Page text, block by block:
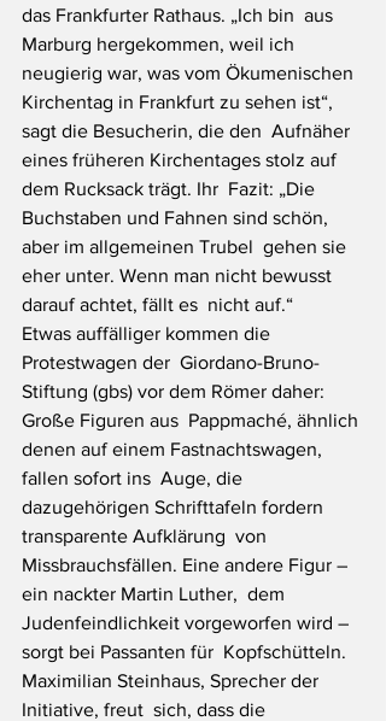
das Frankfurter Rathaus. „Ich bin  aus
Marburg hergekommen, weil ich
neugierig war, was vom Ökumenischen
Kirchentag in Frankfurt zu sehen ist“,
sagt die Besucherin, die den  Aufnäher
eines früheren Kirchentages stolz auf
dem Rucksack trägt. Ihr  Fazit: „Die
Buchstaben und Fahnen sind schön,
aber im allgemeinen Trubel  gehen sie
eher unter. Wenn man nicht bewusst
darauf achtet, fällt es  nicht auf.“
Etwas auffälliger kommen die
Protestwagen der  Giordano-Bruno-
Stiftung (gbs) vor dem Römer daher:
Große Figuren aus  Pappmaché, ähnlich
denen auf einem Fastnachtswagen,
fallen sofort ins  Auge, die
dazugehörigen Schrifttafeln fordern
transparente Aufklärung  von
Missbrauchsfällen. Eine andere Figur –
ein nackter Martin Luther,  dem
Judenfeindlichkeit vorgeworfen wird –
sorgt bei Passanten für  Kopfschütteln.
Maximilian Steinhaus, Sprecher der
Initiative, freut  sich, dass die